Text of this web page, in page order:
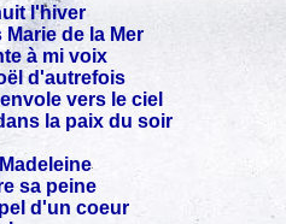
l'hiver
de la Mer
à mi voix
d'autrefois
vers le ciel
la paix du soir
sa peine
d'un coeur